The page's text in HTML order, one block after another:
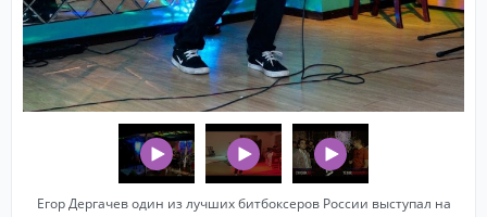
Егор Дергачев один из лучших битбоксеров России выступал на